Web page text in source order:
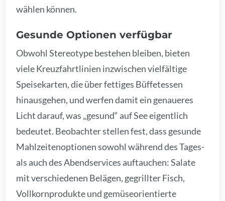
wählen können.
Gesunde Optionen verfügbar
Obwohl Stereotype bestehen bleiben, bieten
viele Kreuzfahrtlinien inzwischen vielfältige
Speisekarten, die über fettiges Büffetessen
hinausgehen, und werfen damit ein genaueres
Licht darauf, was „gesund“ auf See eigentlich
bedeutet. Beobachter stellen fest, dass gesunde
Mahlzeitenoptionen sowohl während des Tages-
als auch des Abendservices auftauchen: Salate
mit verschiedenen Belägen, gegrillter Fisch,
Vollkornprodukte und gemüseorientierte